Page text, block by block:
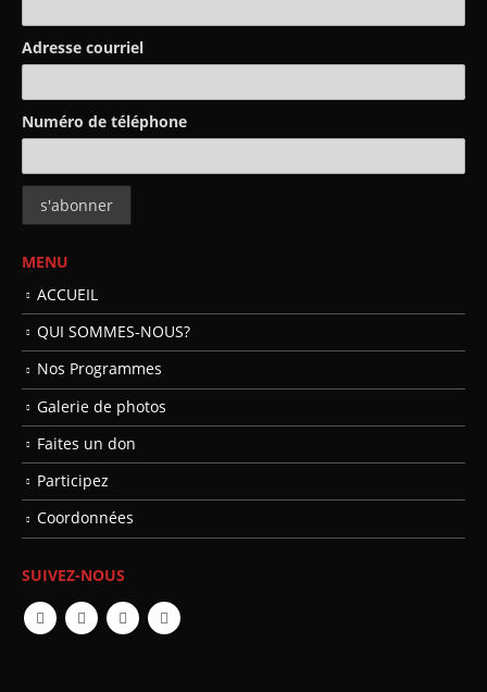
Adresse courriel
Numéro de téléphone
MENU
ACCUEIL
QUI SOMMES-NOUS?
Nos Programmes
Galerie de photos
Faites un don
Participez
Coordonnées
SUIVEZ-NOUS